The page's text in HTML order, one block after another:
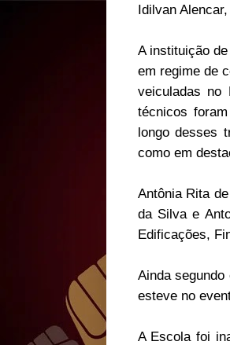
Idilvan
A instituição
em regime de
veiculadas no
técnicos
longo desses
como em
Antônia Rita
da Silva e
Edificações,
Ainda
esteve no
A Escola foi